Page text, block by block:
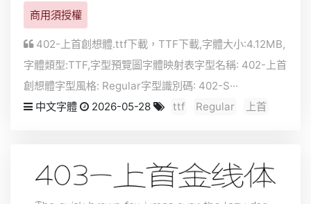
商用須授權
402-上首創想體.ttf下載， TTF下載,字體大小:4.12MB,
字體類型:TTF,字型預覽圖字體映射表字型名稱: 402-上首
創想體字型風格: Regular字型識別碼: 402-S···
中文字體
2026-05-28 ttf Regular 上首